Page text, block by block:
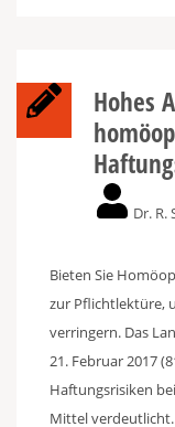
Hohes
Dr. R.
Bieten Sie
zur Pflichtlektüre,
verringern. Das
21. Februar 2017
Haftungsrisiken
Mittel